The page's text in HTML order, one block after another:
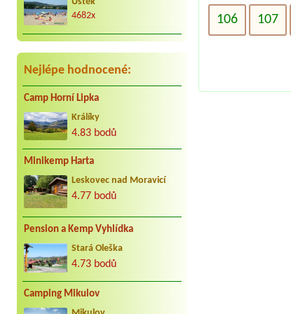
radostně. Děkujeme Vaculovi, Brno.
4682x
Nejlépe hodnocené:
Camp Horní Lipka
Králíky
4.83 bodů
Minikemp Harta
Leskovec nad Moravicí
4.77 bodů
Pension a Kemp Vyhlídka
Stará Oleška
4.73 bodů
Camping Mikulov
106 107